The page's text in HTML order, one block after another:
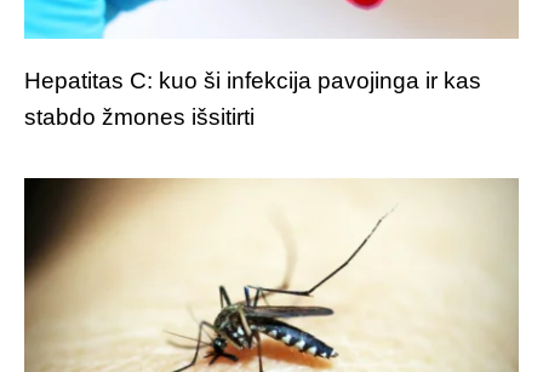
Hepatitas C: kuo ši infekcija pavojinga ir kas
stabdo žmones išsitirti